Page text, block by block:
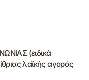
(ειδικά
λαϊκής αγοράς